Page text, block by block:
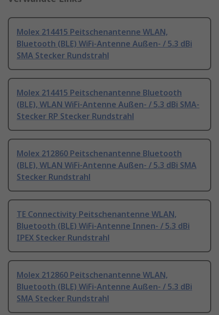
Molex 214415 Peitschenantenne WLAN,
Bluetooth (BLE) WiFi-Antenne Außen- / 5.3 dBi
SMA Stecker Rundstrahl
Molex 214415 Peitschenantenne Bluetooth
(BLE), WLAN WiFi-Antenne Außen- / 5.3 dBi SMA-
Stecker RP Stecker Rundstrahl
Molex 212860 Peitschenantenne Bluetooth
(BLE), WLAN WiFi-Antenne Außen- / 5.3 dBi SMA
Stecker Rundstrahl
TE Connectivity Peitschenantenne WLAN,
Bluetooth (BLE) WiFi-Antenne Innen- / 5.3 dBi
IPEX Stecker Rundstrahl
Molex 212860 Peitschenantenne WLAN,
Bluetooth (BLE) WiFi-Antenne Außen- / 5.3 dBi
SMA Stecker Rundstrahl